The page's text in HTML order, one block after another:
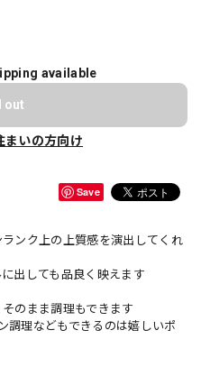
available
out
まいの方向け
Save
ンク上の上質感を演出してくれ
出しても品良く映えます
のまま調理もできます
調理などもできるのは嬉しいポ